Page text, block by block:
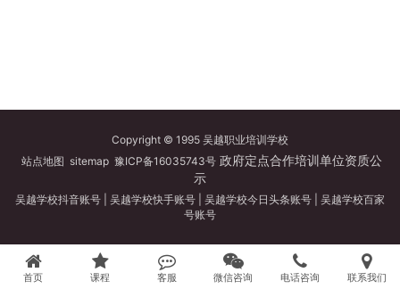
Copyright © 1995 吴越职业培训学校
站点地图 sitemap 豫ICP备16035743号政府定点合作培训单位资质公
示
吴越学校抖音账号 吴越学校快手账号 吴越学校今日头条账号
吴越学校百家
号账号
首页 课程 客服 微信咨询 电话咨询 联系我们